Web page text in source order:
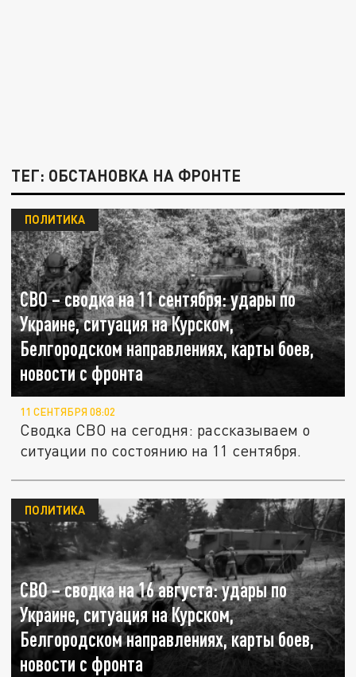
ТЕГ: ОБСТАНОВКА НА ФРОНТЕ
СВО – сводка на 11 сентября: удары по
Украине, ситуация на Курском,
Белгородском направлениях, карты боев,
новости с фронта
ПОЛИТИКА
11 СЕНТЯБРЯ 08:02
Сводка СВО на сегодня: рассказываем о
ситуации по состоянию на 11 сентября.
СВО – сводка на 16 августа: удары по
Украине, ситуация на Курском,
Белгородском направлениях, карты боев,
новости с фронта
ПОЛИТИКА